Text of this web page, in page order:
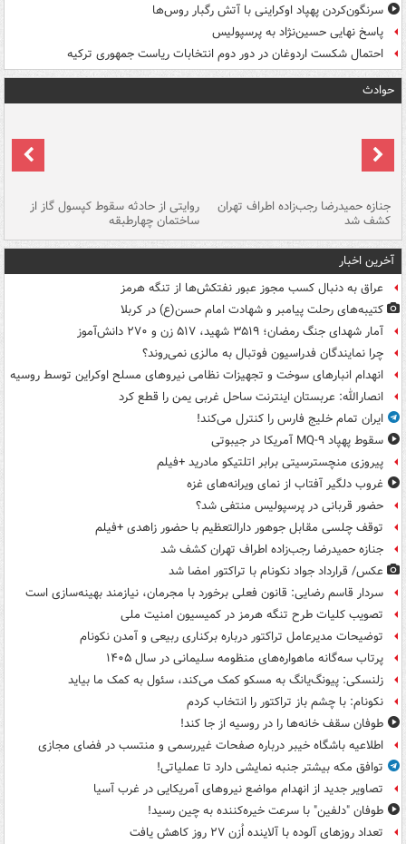
سرنگون‌کردن پهپاد اوکراینی با آتش رگبار روس‌ها
پاسخ نهایی حسین‌نژاد به پرسپولیس
احتمال شکست اردوغان در دور دوم انتخابات ریاست جمهوری ترکیه
حوادث
جنازه حمیدرضا رجب‌زاده اطراف تهران
کشف شد
روایتی از حادثه سقوط کپسول گاز از
ساختمان چهارطبقه
آخرین اخبار
عراق به دنبال کسب مجوز عبور نفتکش‌ها از تنگه هرمز
کتیبه‌های رحلت پیامبر و شهادت امام حسن(ع) در کربلا
آمار شهدای جنگ رمضان؛ ۳۵۱۹ شهید، ۵۱۷ زن و ۲۷۰ دانش‌آموز
چرا نمایندگان فدراسیون فوتبال به مالزی نمی‌روند؟
انهدام انبارهای سوخت و تجهیزات نظامی نیروهای مسلح اوکراین توسط روسیه
انصارالله: عربستان اینترنت ساحل غربی یمن را قطع کرد
ایران تمام خلیج فارس را کنترل می‌کند!
سقوط پهپاد MQ-۹ آمریکا در جیبوتی
پیروزی منچسترسیتی برابر اتلتیکو مادرید +فیلم
غروب دلگیر آفتاب از نمای ویرانه‌های غزه
حضور قربانی در پرسپولیس منتفی شد؟
توقف چلسی مقابل جوهور دارالتعظیم با حضور زاهدی +فیلم
جنازه حمیدرضا رجب‌زاده اطراف تهران کشف شد
عکس/ قرارداد جواد نکونام با تراکتور امضا شد
سردار قاسم رضایی: قانون فعلی برخورد با مجرمان، نیازمند بهینه‌سازی است
تصویب کلیات طرح تنگه هرمز در کمیسیون امنیت ملی
توضیحات مدیرعامل تراکتور درباره برکناری ربیعی و آمدن نکونام
پرتاب سه‌گانه ماهواره‌های منظومه سلیمانی در سال ۱۴۰۵
زلنسکی: پیونگ‌یانگ به مسکو کمک می‌کند، سئول به کمک ما بیاید
نکونام: با چشم باز تراکتور را انتخاب کردم
طوفان سقف خانه‌ها را در روسیه از جا ‌کند!
اطلاعیه باشگاه خیبر درباره صفحات غیررسمی و منتسب در فضای مجازی
توافق مکه بیشتر جنبه نمایشی دارد تا عملیاتی!
تصاویر جدید از انهدام مواضع نیروهای آمریکایی در غرب آسیا
طوفان "دلفین" با سرعت خیره‌کننده به چین رسید!
تعداد روزهای آلوده با آلاینده اُزن ۲۷ روز کاهش یافت